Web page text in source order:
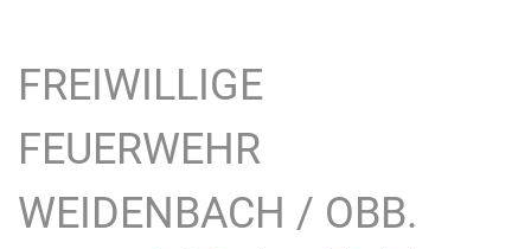
FREIWILLIGE
FEUERWEHR
WEIDENBACH / OBB.